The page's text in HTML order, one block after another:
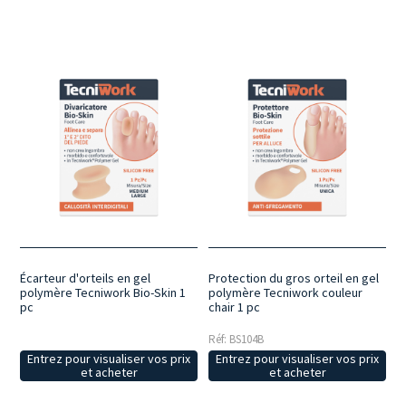
Écarteur d'orteils en gel
polymère Tecniwork Bio-Skin 1
pc
Entrez pour visualiser vos prix
et acheter
Protection du gros orteil en gel
polymère Tecniwork couleur
chair 1 pc
Réf: BS104B
Entrez pour visualiser vos prix
et acheter